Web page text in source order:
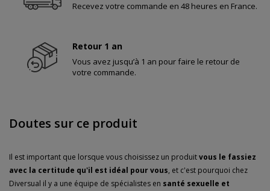
Recevez votre commande en 48 heures en France.
Retour 1 an
Vous avez jusqu’à 1 an pour faire le retour de
votre commande.
Doutes sur ce produit
Il est important que lorsque vous choisissez un produitvous le fassiez
avec la certitude qu'il est idéal pour vous, et c'est pourquoi chez
Diversual il y a une équipe de spécialistes en santé sexuelle et